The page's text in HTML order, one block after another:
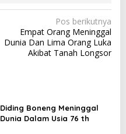
Pos berikutnya
Empat Orang Meninggal
Dunia Dan Lima Orang Luka
Akibat Tanah Longsor
Diding Boneng Meninggal
Dunia Dalam Usia 76 th